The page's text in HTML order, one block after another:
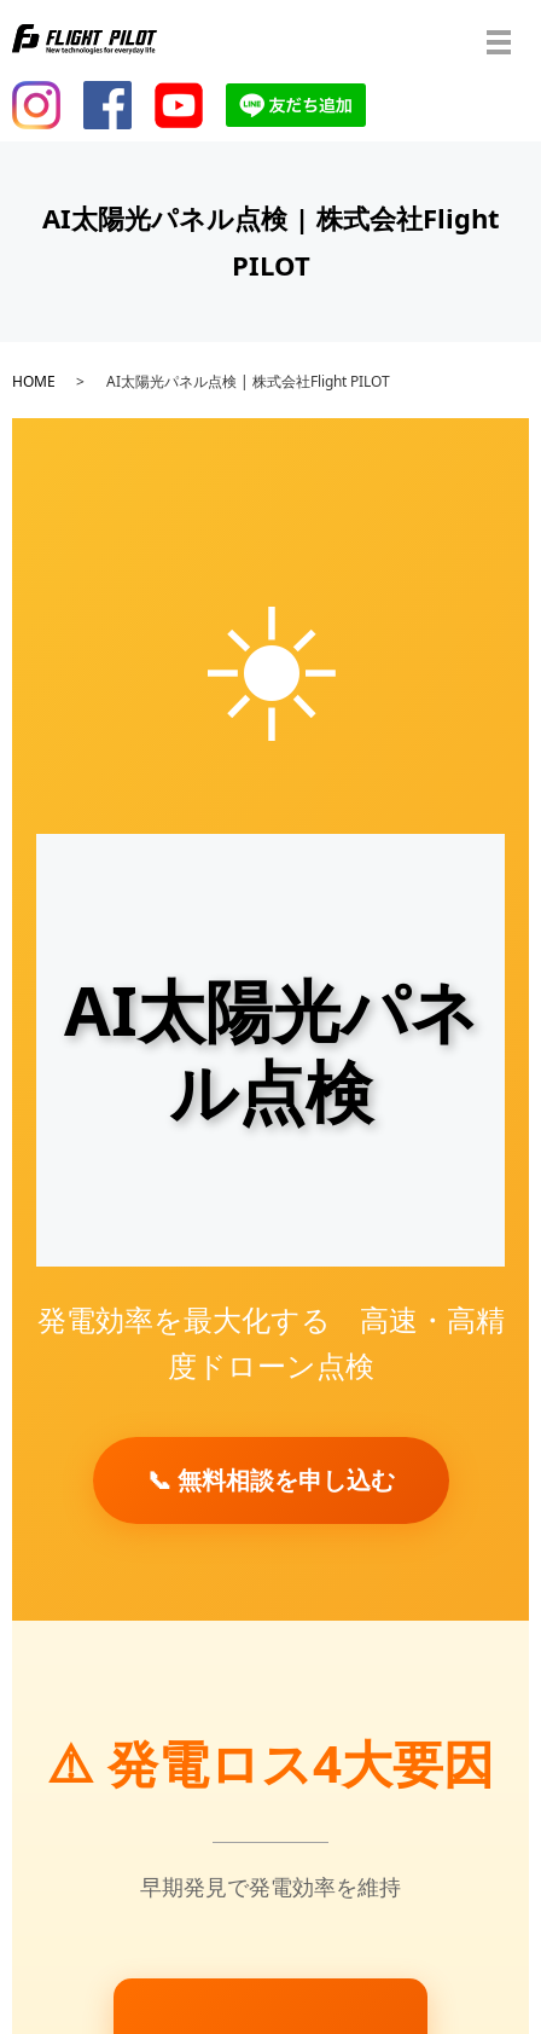
AI太陽光パネル点検 | 株式会社Flight
PILOT
HOME AI太陽光パネル点検 | 株式会社Flight PILOT
☀️
AI太陽光パネ
ル点検
発電効率を最大化する 高速・高精
度ドローン点検
📞 無料相談を申し込む
⚠️ 発電ロス4大要因
早期発見で発電効率を維持